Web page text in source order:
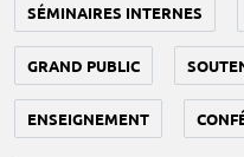
SÉMINAIRES INTERNES
GRAND PUBLIC
ENSEIGNEMENT